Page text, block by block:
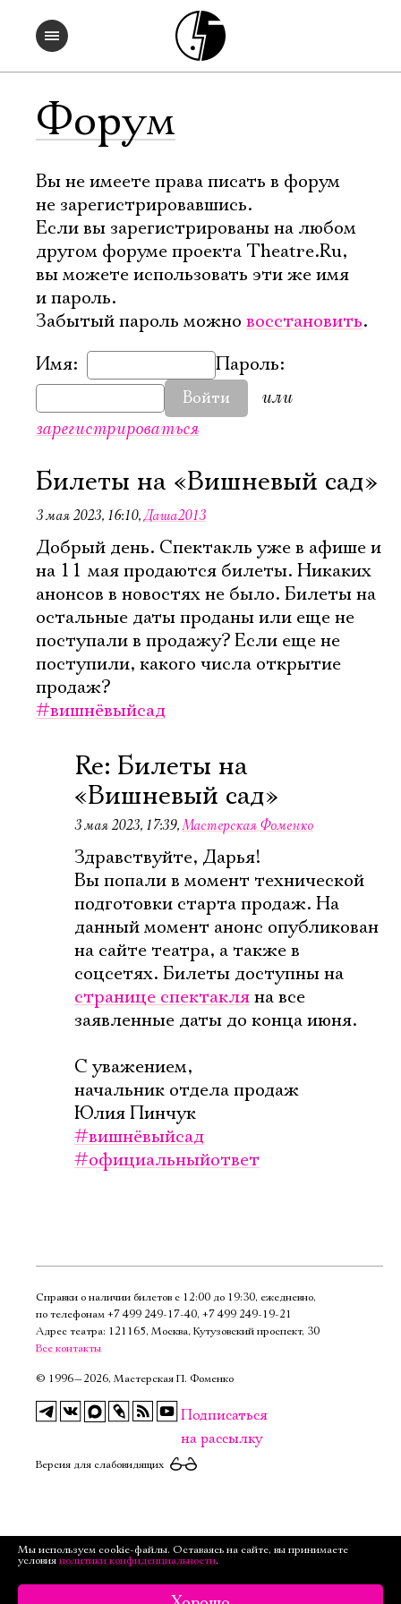
Форум
Вы не имеете права писать в форум
не зарегистрировавшись.
Если вы зарегистрированы на любом
другом форуме проекта Theatre.Ru,
вы можете использовать эти же имя
и пароль.
Забытый пароль можно восстановить.
Имя:
Пароль:
Войти
или
зарегистрироваться
Билеты на «Вишневый сад»
3 мая 2023, 16:10,Даша2013
Добрый день. Спектакль уже в афише и
на 11 мая продаются билеты. Никаких
анонсов в новостях не было. Билеты на
остальные даты проданы или еще не
поступали в продажу? Если еще не
поступили, какого числа открытие
продаж?
#вишнёвыйсад
Re: Билеты на
«Вишневый сад»
3 мая 2023, 17:39,Мастерская Фоменко
Здравствуйте, Дарья!
Вы попали в момент технической
подготовки старта продаж. На
данный момент анонс опубликован
на сайте театра, а также в
соцсетях. Билеты доступны на
странице спектакляна все
заявленные даты до конца июня.
С уважением,
начальник отдела продаж
Юлия Пинчук
#вишнёвыйсад
#официальныйответ
Справки о наличии билетов с 12:00 до 19:30, ежедневно,
по телефонам +7 499 249‑17‑40, +7 499 249‑19‑21
Адрес театра: 121165, Москва, Кутузовский проспект, 30
Все контакты
© 1996—2026, Мастерская П. Фоменко
Подписаться
на рассылку
Версия для слабовидящих
Имя
Ознакомиться
Мы используем cookie-файлы. Оставаясь на сайте, вы принимаете
условия политики конфиденциальности.